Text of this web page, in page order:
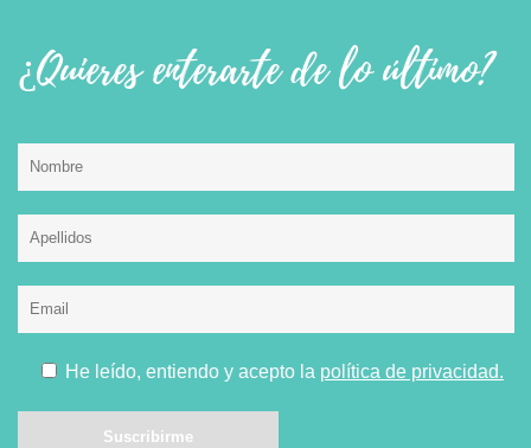
¿Quieres enterarte de lo último?
He leído, entiendo y acepto la política de privacidad.